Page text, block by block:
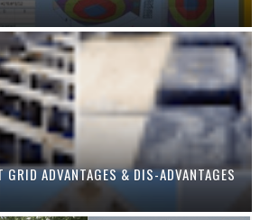
GRID ADVANTAGES & DIS-ADVANTAGES